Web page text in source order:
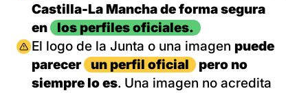
Castilla-La Mancha de forma segura
en
los perfiles oficiales.
Imagen
El logo de la Junta o una imagen puede
parecer
un perfil oficial
pero no
siempre lo es. Una imagen no acredita